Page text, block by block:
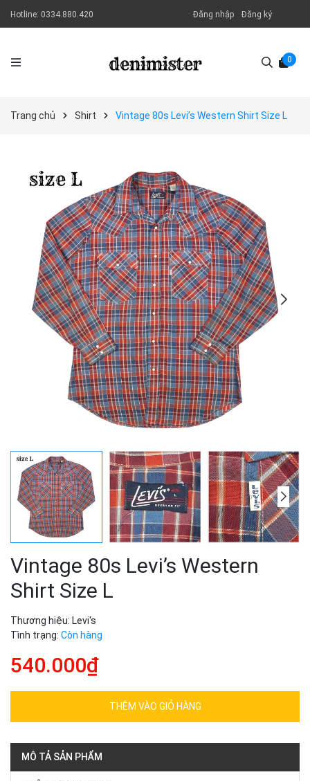
Hotline: 0334.880.420 Đăng nhập Đăng ký
0
Trang chủ Shirt Vintage 80s Levi’s Western Shirt Size L
Vintage 80s Levi’s Western
Shirt Size L
Thương hiệu: Levi's
Tình trạng: Còn hàng
540.000₫
THÊM VÀO GIỎ HÀNG
MÔ TẢ SẢN PHẨM